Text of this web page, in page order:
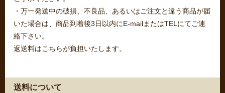
・万一発送中の破損、不良品、あるいはご注文と違う商品が届
いた場合は、商品到着後3日以内にE-mailまたはTELにてご連
絡下さい。
返送料はこちらが負担いたします。
送料について